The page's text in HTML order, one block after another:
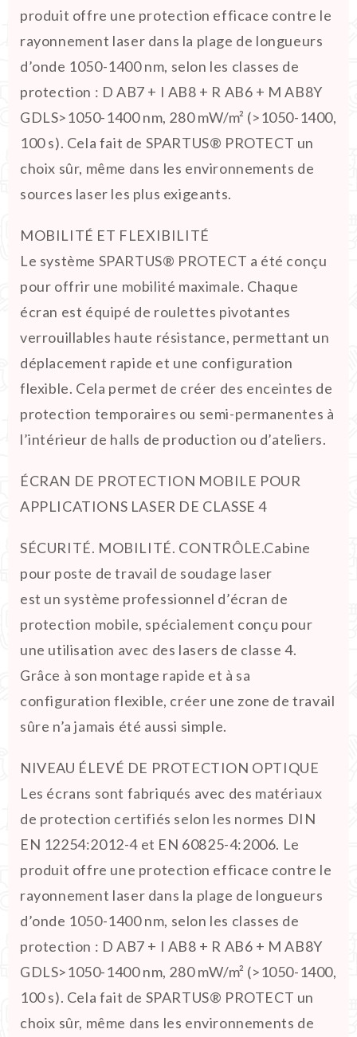
produit offre une protection efficace contre le
rayonnement laser dans la plage de longueurs
d’onde 1050-1400 nm, selon les classes de
protection : D AB7 + I AB8 + R AB6 + M AB8Y
GDLS>1050-1400 nm, 280 mW/m² (>1050-1400,
100 s). Cela fait de SPARTUS® PROTECT un
choix sûr, même dans les environnements de
sources laser les plus exigeants.
MOBILITÉ ET FLEXIBILITÉ
Le système SPARTUS® PROTECT a été conçu
pour offrir une mobilité maximale. Chaque
écran est équipé de roulettes pivotantes
verrouillables haute résistance, permettant un
déplacement rapide et une configuration
flexible. Cela permet de créer des enceintes de
protection temporaires ou semi-permanentes à
l’intérieur de halls de production ou d’ateliers.
ÉCRAN DE PROTECTION MOBILE POUR
APPLICATIONS LASER DE CLASSE 4
SÉCURITÉ. MOBILITÉ. CONTRÔLE.Cabine
pour poste de travail de soudage laser
est un système professionnel d’écran de
protection mobile, spécialement conçu pour
une utilisation avec des lasers de classe 4.
Grâce à son montage rapide et à sa
configuration flexible, créer une zone de travail
sûre n’a jamais été aussi simple.
NIVEAU ÉLEVÉ DE PROTECTION OPTIQUE
Les écrans sont fabriqués avec des matériaux
de protection certifiés selon les normes DIN
EN 12254:2012-4 et EN 60825-4:2006. Le
produit offre une protection efficace contre le
rayonnement laser dans la plage de longueurs
d’onde 1050-1400 nm, selon les classes de
protection : D AB7 + I AB8 + R AB6 + M AB8Y
GDLS>1050-1400 nm, 280 mW/m² (>1050-1400,
100 s). Cela fait de SPARTUS® PROTECT un
choix sûr, même dans les environnements de